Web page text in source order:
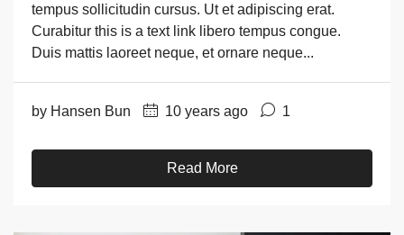
tempus sollicitudin cursus. Ut et adipiscing erat.
Curabitur this is a text link libero tempus congue.
Duis mattis laoreet neque, et ornare neque...
by Hansen Bun 10 years ago 1
Read More